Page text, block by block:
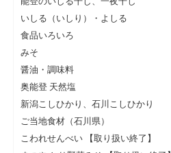
いしる（いしり）・よしる
食品いろいろ
みそ
醤油・調味料
奥能登 天然塩
新潟こしひかり、石川こしひかり
ご当地食材（石川県）
こわれせんべい 【取り扱い終了】